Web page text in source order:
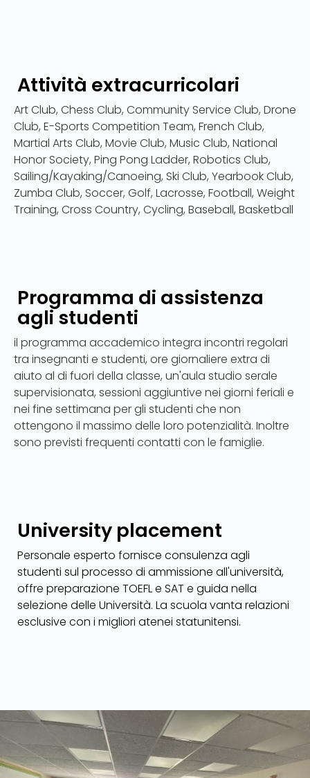
Attività extracurricolari
Art Club, Chess Club, Community Service Club, Drone
Club, E-Sports Competition Team, French Club,
Martial Arts Club, Movie Club, Music Club, National
Honor Society, Ping Pong Ladder, Robotics Club,
Sailing/Kayaking/Canoeing, Ski Club, Yearbook Club,
Zumba Club, Soccer, Golf, Lacrosse, Football, Weight
Training, Cross Country, Cycling, Baseball, Basketball
Programma di assistenza
agli studenti
il programma accademico integra incontri regolari
tra insegnanti e studenti, ore giornaliere extra di
aiuto al di fuori della classe, un'aula studio serale
supervisionata, sessioni aggiuntive nei giorni feriali e
nei fine settimana per gli studenti che non
ottengono il massimo delle loro potenzialità. Inoltre
sono previsti frequenti contatti con le famiglie.
University placement
Personale esperto fornisce consulenza agli
studenti sul processo di ammissione all'università,
offre preparazione TOEFL e SAT e guida nella
selezione delle Università. La scuola vanta relazioni
esclusive con i migliori atenei statunitensi.